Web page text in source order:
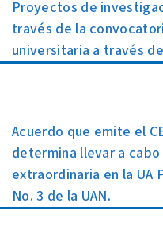
Proyectos de
través de la
universitaria a través
Acuerdo que emite el
determina llevar a
extraordinaria en la UA
No. 3 de la UAN.